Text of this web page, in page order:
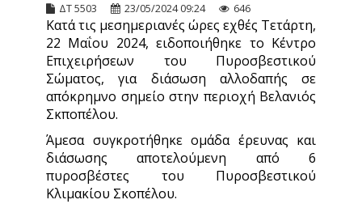
ΔΤ 5503 23/05/2024 09:24 646
Κατά τις μεσημεριανές ώρες εχθές Τετάρτη,
22 Μαΐου 2024, ειδοποιήθηκε το Κέντρο
Επιχειρήσεων του Πυροσβεστικού
Σώματος, για διάσωση αλλοδαπής σε
απόκρημνο σημείο στην περιοχή Βελανιός
Σκποπέλου.
Άμεσα συγκροτήθηκε ομάδα έρευνας και
διάσωσης αποτελούμενη από 6
πυροσβέστες του Πυροσβεστικού
Κλιμακίου Σκοπέλου.